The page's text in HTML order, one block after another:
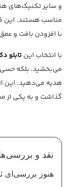
و سایر تکنیک‌های
مناسب هستند. این
با افزودن بافت و
با انتخاب اینتابلو
می‌بخشید، بلکه حسی
هدیه می‌دهید. این
گذاشت و به یکی از
نقد و
هنوز بررسی‌ای